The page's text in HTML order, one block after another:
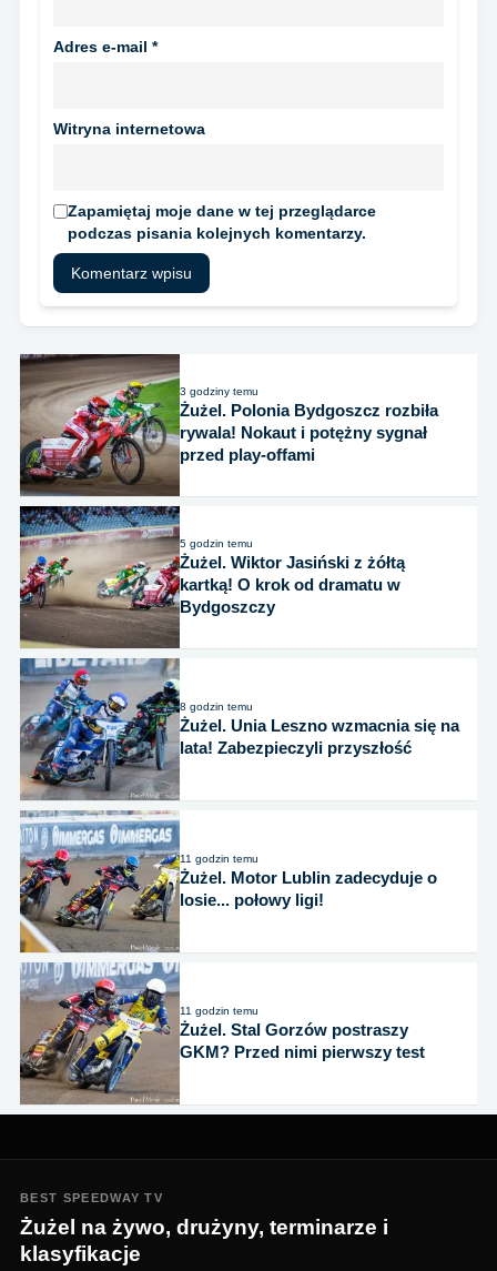
Adres e-mail *
Witryna internetowa
Zapamiętaj moje dane w tej przeglądarce
podczas pisania kolejnych komentarzy.
3 godziny temu
Żużel. Polonia Bydgoszcz rozbiła
rywala! Nokaut i potężny sygnał
przed play-offami
5 godzin temu
Żużel. Wiktor Jasiński z żółtą
kartką! O krok od dramatu w
Bydgoszczy
8 godzin temu
Żużel. Unia Leszno wzmacnia się na
lata! Zabezpieczyli przyszłość
11 godzin temu
Żużel. Motor Lublin zadecyduje o
losie... połowy ligi!
11 godzin temu
Żużel. Stal Gorzów postraszy
GKM? Przed nimi pierwszy test
BEST SPEEDWAY TV
Żużel na żywo, drużyny, terminarze i
klasyfikacje